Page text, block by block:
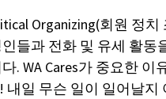
Organizing(회원 정치
들과 전화 및 유세 활동
. WA Cares가 중요한 이
내일 무슨 일이 일어날지